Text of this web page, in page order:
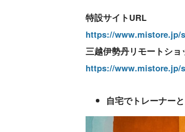
特設サイトURL
https://www.mistore.jp/
三越伊勢丹リモートシ
https://www.mistore.jp/
自宅でトレーナー